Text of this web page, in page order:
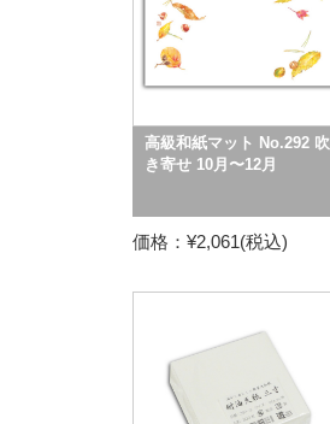
高級和紙マット No.292 吹
き寄せ 10月〜12月
価格：¥2,061(税込)